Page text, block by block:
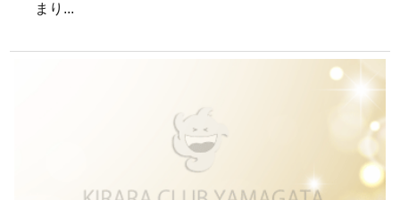
まり...